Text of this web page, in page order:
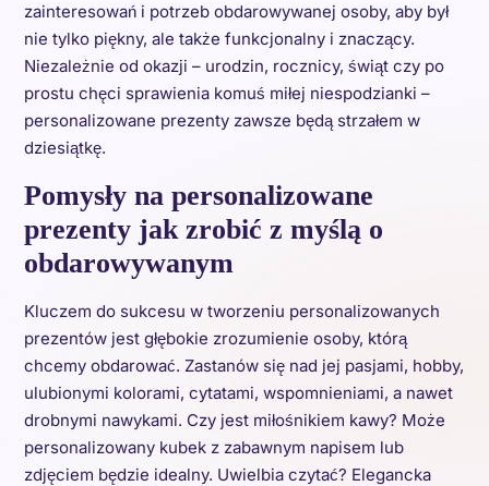
zainteresowań i potrzeb obdarowywanej osoby, aby był
nie tylko piękny, ale także funkcjonalny i znaczący.
Niezależnie od okazji – urodzin, rocznicy, świąt czy po
prostu chęci sprawienia komuś miłej niespodzianki –
personalizowane prezenty zawsze będą strzałem w
dziesiątkę.
Pomysły na personalizowane
prezenty jak zrobić z myślą o
obdarowywanym
Kluczem do sukcesu w tworzeniu personalizowanych
prezentów jest głębokie zrozumienie osoby, którą
chcemy obdarować. Zastanów się nad jej pasjami, hobby,
ulubionymi kolorami, cytatami, wspomnieniami, a nawet
drobnymi nawykami. Czy jest miłośnikiem kawy? Może
personalizowany kubek z zabawnym napisem lub
zdjęciem będzie idealny. Uwielbia czytać? Elegancka